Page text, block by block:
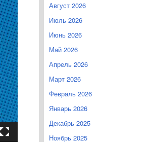
Август 2026
Июль 2026
Июнь 2026
Май 2026
Апрель 2026
Март 2026
Февраль 2026
Январь 2026
Декабрь 2025
Ноябрь 2025